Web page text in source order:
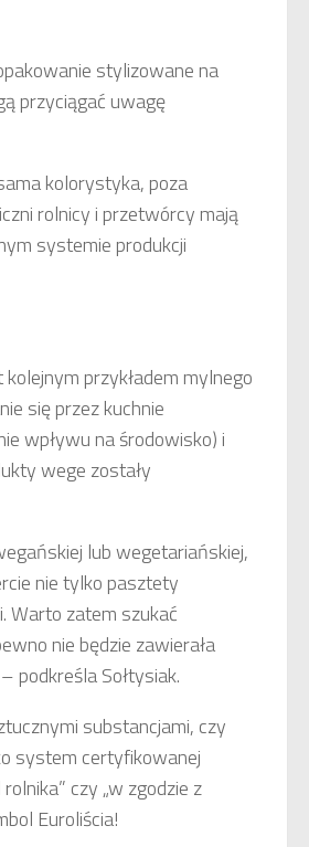
stylizowane na
przyciągać uwagę
kolorystyka, poza
rolnicy i przetwórcy mają
systemie produkcji
przykładem mylnego
się przez kuchnie
wpływu na środowisko) i
wege zostały
lub wegetariańskiej,
nie tylko pasztety
Warto zatem szukać
nie będzie zawierała
podkreśla Sołtysiak.
substancjami, czy
system certyfikowanej
czy „w zgodzie z
Euroliścia!